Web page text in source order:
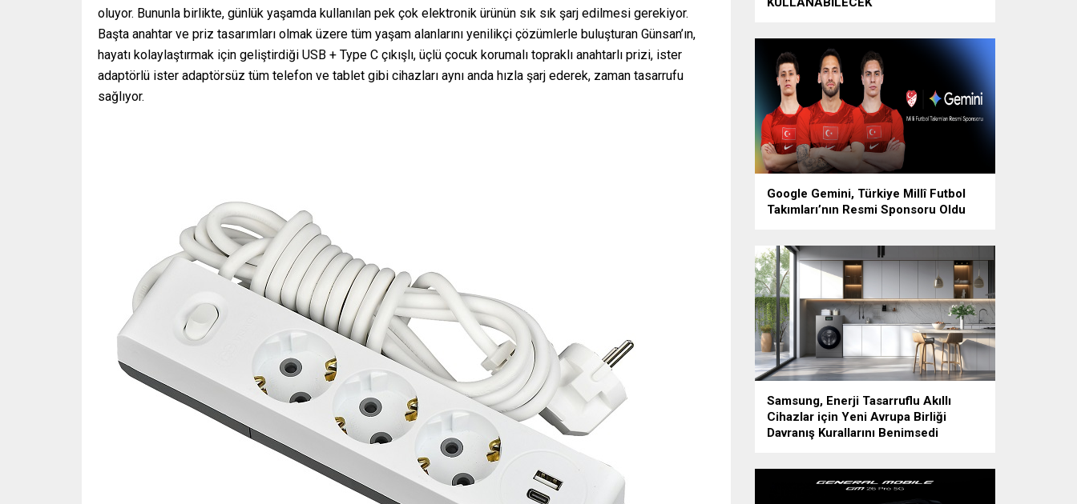
oluyor. Bununla birlikte, günlük yaşamda kullanılan pek çok elektronik ürünün sık sık şarj edilmesi gerekiyor.
Başta anahtar ve priz tasarımları olmak üzere tüm yaşam alanlarını yenilikçi çözümlerle buluşturan Günsan’ın,
hayatı kolaylaştırmak için geliştirdiği USB + Type C çıkışlı, üçlü çocuk korumalı topraklı anahtarlı prizi, ister
adaptörlü ister adaptörsüz tüm telefon ve tablet gibi cihazları aynı anda hızla şarj ederek, zaman tasarrufu
sağlıyor.
Google Gemini, Türkiye Millî Futbol
Takımları’nın Resmi Sponsoru Oldu
Samsung, Enerji Tasarruflu Akıllı
Cihazlar için Yeni Avrupa Birliği
Davranış Kurallarını Benimsedi